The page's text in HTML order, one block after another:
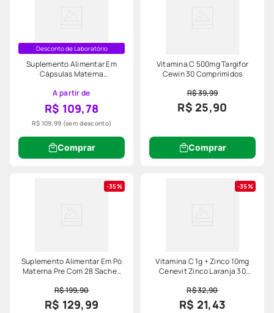
Desconto de Laboratório
Suplemento Alimentar Em
Cápsulas Materna
Unidades
A partir de
R$ 109,78
R$ 109,99 (sem desconto)
Comprar
Vitamina C 500mg Targifor
Cewin 30 Comprimidos
R$ 39,99
R$ 25,90
Comprar
35%
Suplemento Alimentar Em Pó
Materna Pre Com 28 Saches
Nestle
R$ 199,90
R$ 129,99
35%
Vitamina C 1g + Zinco 10mg
Cenevit Zinco Laranja 30
R$ 32,90
R$ 21,43